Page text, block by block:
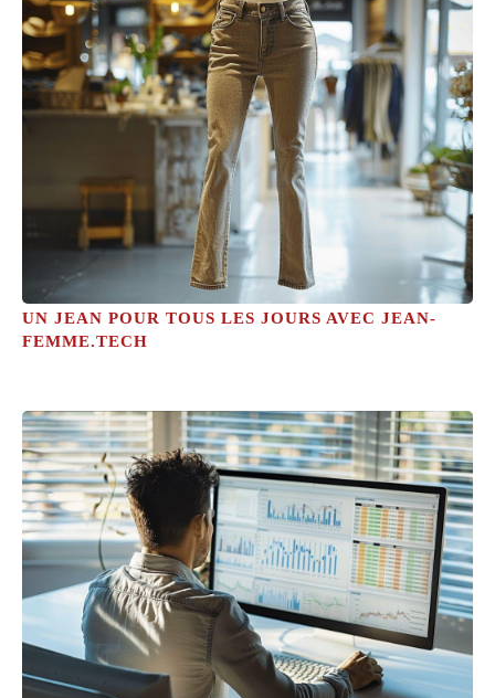
UN JEAN POUR TOUS LES JOURS AVEC JEAN-
FEMME.TECH